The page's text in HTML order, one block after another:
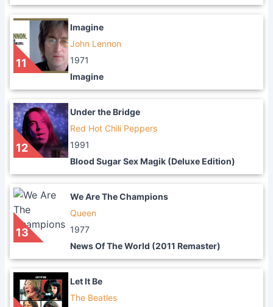
11
Imagine
John Lennon
1971
Imagine
12
Under the Bridge
Red Hot Chili Peppers
1991
Blood Sugar Sex Magik (Deluxe Edition)
13
We Are The Champions
Queen
1977
News Of The World (2011 Remaster)
Let It Be
The Beatles